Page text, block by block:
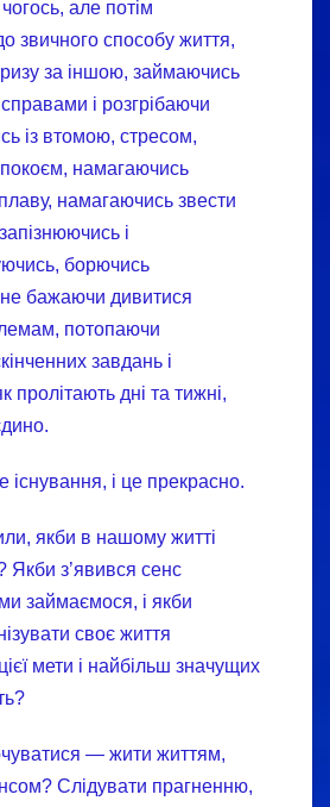
але потім
звичного способу життя,
за іншою, займаючись
і розгрібаючи
із втомою, стресом,
намагаючись
намагаючись звести
і
борючись
бажаючи дивитися
потопаючи
завдань і
пролітають дні та тижні,
існування, і це прекрасно.
якби в нашому житті
Якби з’явився сенс
займаємося, і якби
своє життя
мети і найбільш значущих
— жити життям,
Слідувати прагненню,